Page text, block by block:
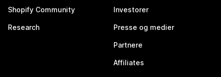
Shopify Community
Research
Investorer
Presse og medier
Partnere
Affiliates